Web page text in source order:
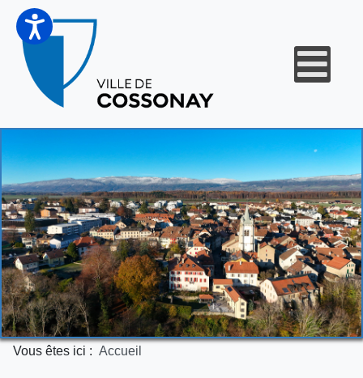
Vous êtes ici : Accueil